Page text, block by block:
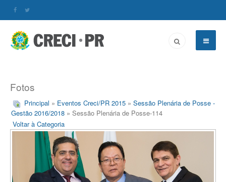
Fotos
Principal » Eventos Creci/PR 2015 » Sessão Plenária de Posse -
Gestão 2016/2018 » Sessão Plenária de Posse-114
Voltar à Categoria